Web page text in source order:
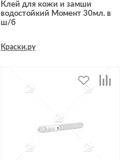
Клей для кожи и замши
водостойкий Момент 30мл. в
ш/б
Краски.ру